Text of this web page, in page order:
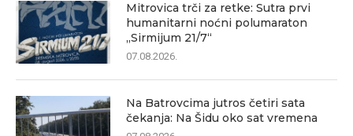
Mitrovica trči za retke: Sutra prvi
humanitarni noćni polumaraton
„Sirmijum 21/7“
07.08.2026.
Na Batrovcima jutros četiri sata
čekanja: Na Šidu oko sat vremena